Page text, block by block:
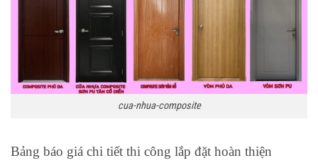
cua-nhua-composite
Bảng báo giá chi tiết thi công lắp đặt hoàn thiện